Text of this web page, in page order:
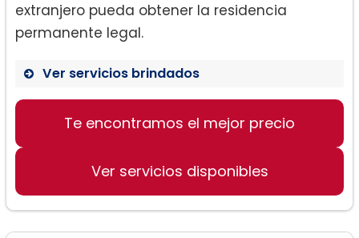
extranjero pueda obtener la residencia
permanente legal.
Ver servicios brindados
Obtención de residencia permanente
Preparación de exenciones
Apoyo a matrimonios del mismo sexo
Ayuda a víctimas de delitos violentos
Te encontramos el mejor precio
Ver servicios disponibles